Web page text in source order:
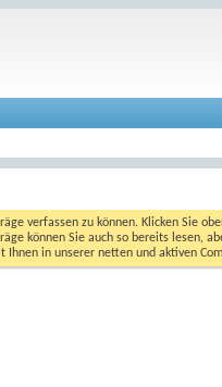
verfassen zu können. Klicken Sie
können Sie auch so bereits lesen,
Ihnen in unserer netten und aktiven